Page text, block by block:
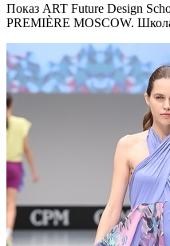
Показ ART Future Design
PREMIÈRE MOSCOW.